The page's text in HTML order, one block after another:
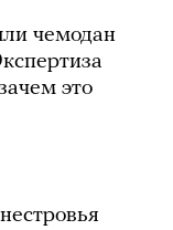
чемодан
это